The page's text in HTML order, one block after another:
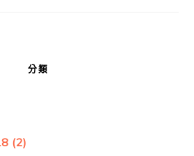
分類
(2)